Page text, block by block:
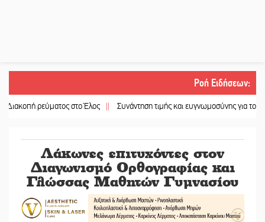
Ροή Ειδήσεων:
στο Έλος || Συνάντηση τιμής και ευγνωμοσύνης για τους
Λάκωνες επιτυχόντες στον
Διαγωνισμό Ορθογραφίας και
Γλώσσας Μαθητών Γυμνασίου